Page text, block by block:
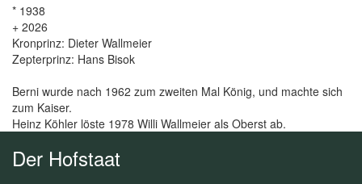
* 1938
+ 2026
Kronprinz: Dieter Wallmeier
Zepterprinz: Hans Bisok
Berni wurde nach 1962 zum zweiten Mal König, und machte sich
zum Kaiser.
Heinz Köhler löste 1978 Willi Wallmeier als Oberst ab.
Der Hofstaat